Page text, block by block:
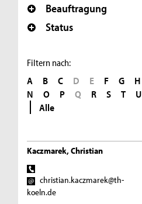
Beauftragung
Status
Filtern nach:
A B C D E F G H
N
O P Q R S T U
Alle
Kaczmarek, Christian
christian.kaczmarek@th-
koeln.de